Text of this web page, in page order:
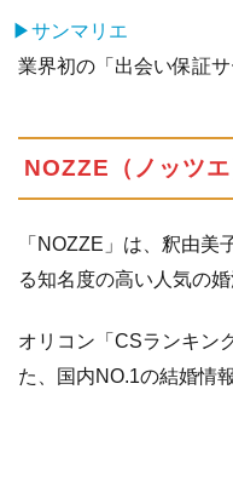
▶サンマリエ
業界初の「出会い保証サ
NOZZE（ノッツエ
「NOZZE」は、釈由美
る知名度の高い人気の
オリコン「CSランキン
た、国内NO.1の結婚情